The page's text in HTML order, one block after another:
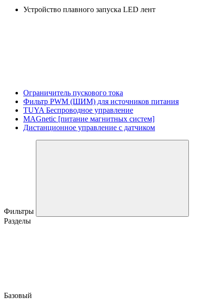
Устройство плавного запуска LED лент
Ограничитель пускового тока
Фильтр PWM (ШИМ) для источников питания
TUYA Беспроводное управление
MAGnetic [питание магнитных систем]
Дистанционное управление с датчиком
Фильтры
Разделы
Базовый